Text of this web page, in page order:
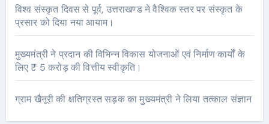
विश्व संस्कृत दिवस से पूर्व, उत्तराखण्ड ने वैश्विक स्तर पर संस्कृत के
प्रसार को दिया नया आयाम।
मुख्यमंत्री ने प्रदान की विभिन्न विकास योजनाओं एवं निर्माण कार्यों के
लिए ₹ 5 करोड़ की वित्तीय स्वीकृति।
ग्राम खैनूरी की क्षतिग्रस्त सड़क का मुख्यमंत्री ने लिया तत्काल संज्ञान